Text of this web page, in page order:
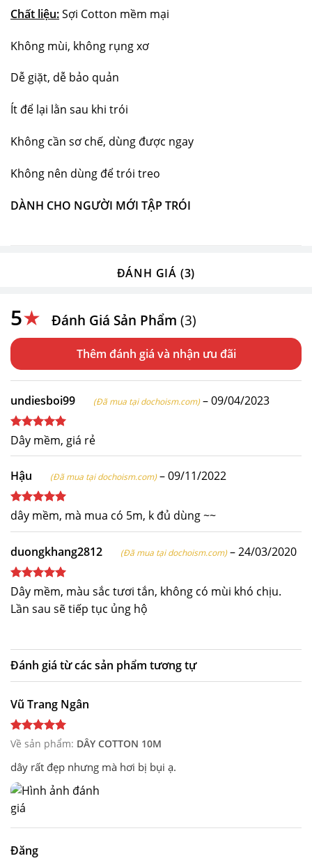
Chất liệu:Sợi Cotton mềm mại
Không mùi, không rụng xơ
Dễ giặt, dễ bảo quản
Ít để lại lằn sau khi trói
Không cần sơ chế, dùng được ngay
Không nên dùng để trói treo
DÀNH CHO NGƯỜI MỚI TẬP TRÓI
ĐÁNH GIÁ (3)
5★ Đánh Giá Sản Phẩm (3)
Thêm đánh giá
undiesboi99 (Đã mua tại dochoism.com) –09/04/2023
Được xếp
hạng
sao
Dây mềm, giá rẻ
Hậu (Đã mua tại dochoism.com) –09/11/2022
Được xếp
hạng
sao
dây mềm, mà mua có 5m, k đủ dùng ~~
duongkhang2812 (Đã mua tại dochoism.com) –24/03/2020
Được xếp
hạng
sao
Dây mềm, màu sắc tươi tắn, không có mùi khó chịu.
Lần sau sẽ tiếp tục ủng hộ
Đánh giá từ các sản phẩm tương tự
Vũ Trang Ngân
Về sản phẩm: DÂY COTTON 10M
dây rất đẹp nhưng mà hơi bị bụi ạ.
Đăng